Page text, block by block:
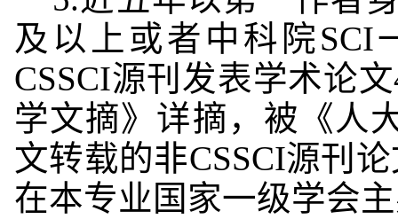
及以上或者中科院SCI
CSSCI源刊发表学术论
学文摘》详摘，被《人
文转载的非CSSCI源刊
在本专业国家一级学会